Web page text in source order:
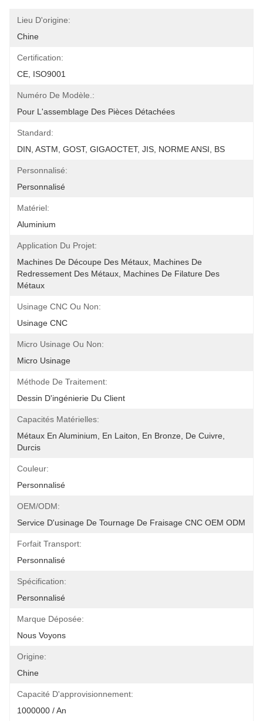
Lieu D'origine:
Chine
Certification:
CE, ISO9001
Numéro De Modèle.:
Pour L'assemblage Des Pièces Détachées
Standard:
DIN, ASTM, GOST, GIGAOCTET, JIS, NORME ANSI, BS
Personnalisé:
Personnalisé
Matériel:
Aluminium
Application Du Projet:
Machines De Découpe Des Métaux, Machines De
Redressement Des Métaux, Machines De Filature Des
Métaux
Usinage CNC Ou Non:
Usinage CNC
Micro Usinage Ou Non:
Micro Usinage
Méthode De Traitement:
Dessin D'ingénierie Du Client
Capacités Matérielles:
Métaux En Aluminium, En Laiton, En Bronze, De Cuivre,
Durcis
Couleur:
Personnalisé
OEM/ODM:
Service D'usinage De Tournage De Fraisage CNC OEM ODM
Forfait Transport:
Personnalisé
Spécification:
Personnalisé
Marque Déposée:
Nous Voyons
Origine:
Chine
Capacité D'approvisionnement:
1000000 / An